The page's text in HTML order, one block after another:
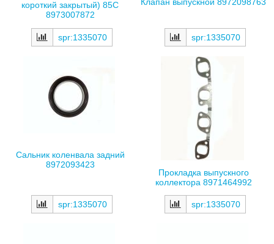
короткий закрытый) 85С
8973007872
spr:1335070 spr:1335070
Сальник коленвала задний
8972093423
spr:1335070
Прокладка выпускного
коллектора 8971464992
spr:1335070